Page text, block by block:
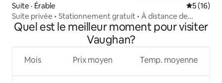
Suite · Érable Note
5 (16)
Suite privée • Stationnement gratuit • À distance de
marche du GO Train
Quel est le meilleur moment pour visiter
Vaughan?
Mois Prix moyen Temp. moyenne